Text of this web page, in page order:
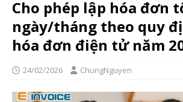
Cho phép lập hóa đơn
ngày/tháng theo quy
hóa đơn điện tử năm
24/02/2026 ChungNguyen